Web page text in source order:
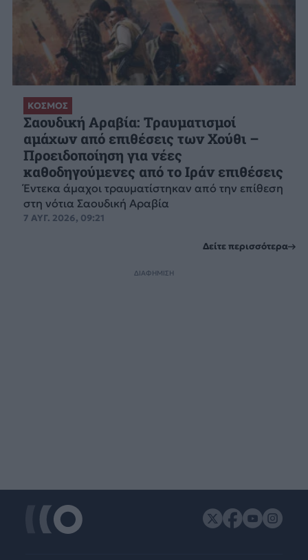
ΚΟΣΜΟΣ
Σαουδική Αραβία: Τραυματισμοί
αμάχων από επιθέσεις των Χούθι –
Προειδοποίηση για νέες
καθοδηγούμενες από το Ιράν επιθέσεις
Έντεκα άμαχοι τραυματίστηκαν από την επίθεση
στη νότια Σαουδική Αραβία
7 ΑΥΓ. 2026, 09:21
Δείτε περισσότερα
ΔΙΑΦΗΜΙΣΗ